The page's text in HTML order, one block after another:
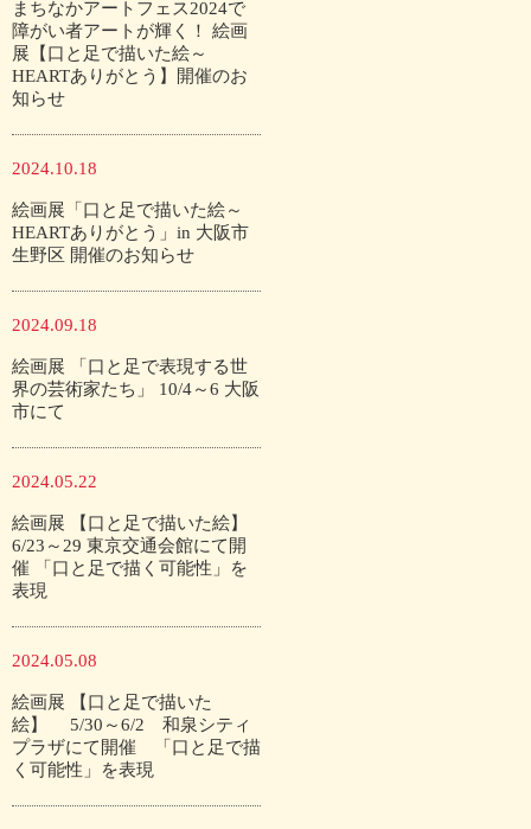
まちなかアートフェス2024で
障がい者アートが輝く！ 絵画
展【口と足で描いた絵～
HEARTありがとう】開催のお
知らせ
2024.10.18
絵画展「口と足で描いた絵～
HEARTありがとう」in 大阪市
生野区 開催のお知らせ
2024.09.18
絵画展 「口と足で表現する世
界の芸術家たち」 10/4～6 大阪
市にて
2024.05.22
絵画展 【口と足で描いた絵】
6/23～29 東京交通会館にて開
催 「口と足で描く可能性」を
表現
2024.05.08
絵画展 【口と足で描いた
絵】 5/30～6/2 和泉シティ
プラザにて開催 「口と足で描
く可能性」を表現